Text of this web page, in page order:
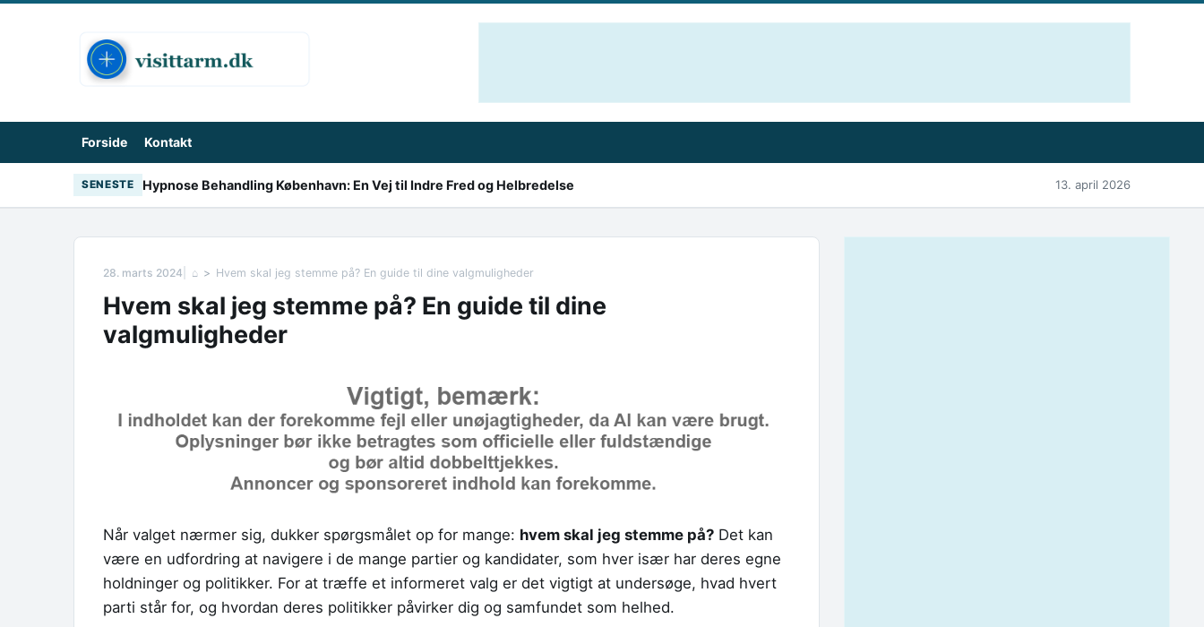
Forside Kontakt
SENESTE Hypnose Behandling København: En Vej til Indre Fred og Helbredelse 13. april 2026
28. marts 2024 ⌂ Hvem skal jeg stemme på? En guide til dine valgmuligheder
Hvem skal jeg stemme på? En guide til dine
valgmuligheder
Når valget nærmer sig, dukker spørgsmålet op for mange: hvem skal jeg stemme på? Det kan
være en udfordring at navigere i de mange partier og kandidater, som hver især har deres egne
holdninger og politikker. For at træffe et informeret valg er det vigtigt at undersøge, hvad hvert
parti står for, og hvordan deres politikker påvirker dig og samfundet som helhed.